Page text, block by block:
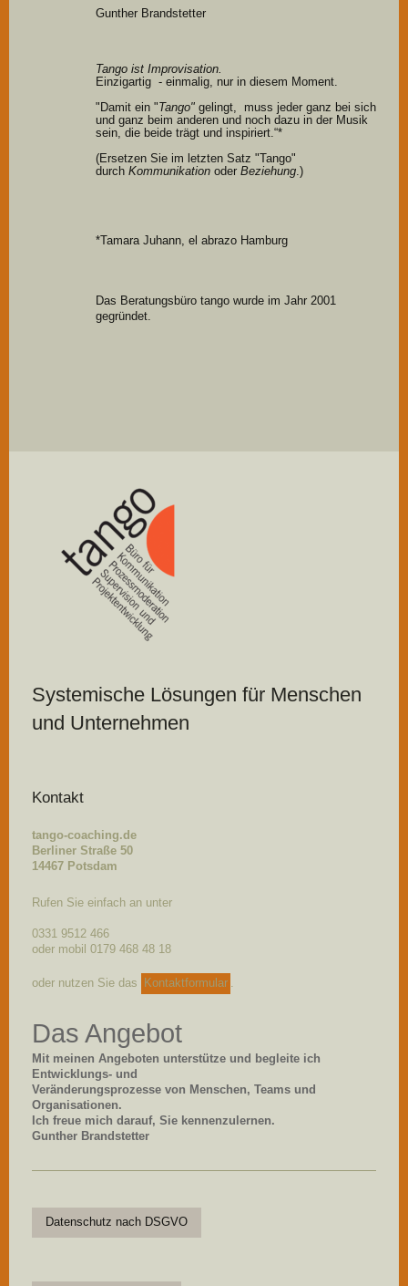
Gunther Brandstetter
Tango ist Improvisation.
Einzigartig - einmalig, nur in diesem Moment.
"Damit ein "Tango" gelingt, muss jeder ganz bei sich
und ganz beim anderen und noch dazu in der Musik
sein, die beide trägt und inspiriert.“*
(Ersetzen Sie im letzten Satz "Tango"
durch Kommunikation oder Beziehung.)
*Tamara Juhann, el abrazo Hamburg
Das Beratungsbüro tango wurde im Jahr 2001
gegründet.
Systemische Lösungen für Menschen
und Unternehmen
Kontakt
tango-coaching.de
Berliner Straße 50
14467 Potsdam
Rufen Sie einfach an unter
0331 9512 466
oder mobil 0179 468 48 18
oder nutzen Sie das Kontaktformular .
Das Angebot
Mit meinen Angeboten unterstütze und begleite ich
Entwicklungs- und
Veränderungsprozesse von Menschen, Teams und
Organisationen.
Ich freue mich darauf, Sie kennenzulernen.
Gunther Brandstetter
Datenschutz nach DSGVO